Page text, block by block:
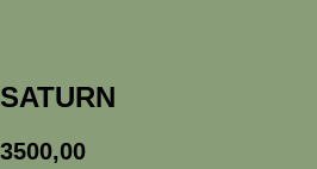
SATURN
3500,00